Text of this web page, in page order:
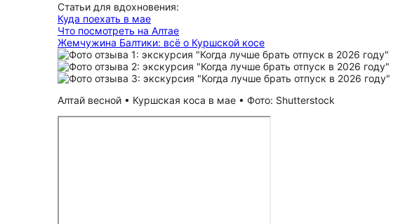
Статьи для вдохновения:
Куда поехать в мае
Что посмотреть на Алтае
Жемчужина Балтики: всё о Куршской косе
Алтай весной • Куршская коса в мае • Фото: Shutterstock